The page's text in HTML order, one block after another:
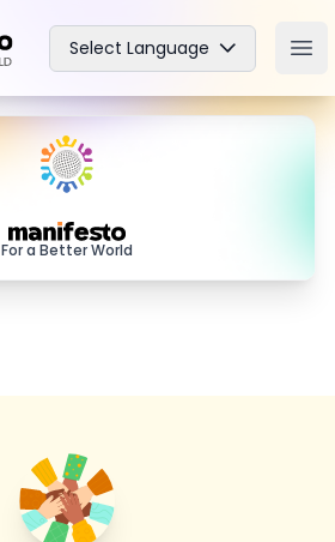
Select Language
Manifesto
For a Better World